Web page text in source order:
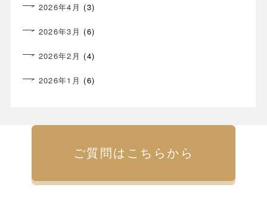
2026年4月 (3)
2026年3月 (6)
2026年2月 (4)
2026年1月 (6)
ご質問はこちらから